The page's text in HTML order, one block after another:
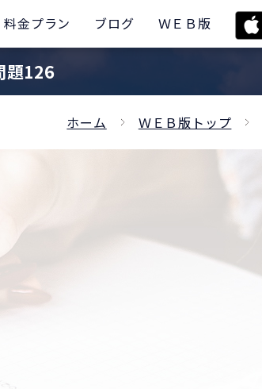
料金プラン ブログ ＷＥＢ版
題126
ホーム ＷＥＢ版トップ